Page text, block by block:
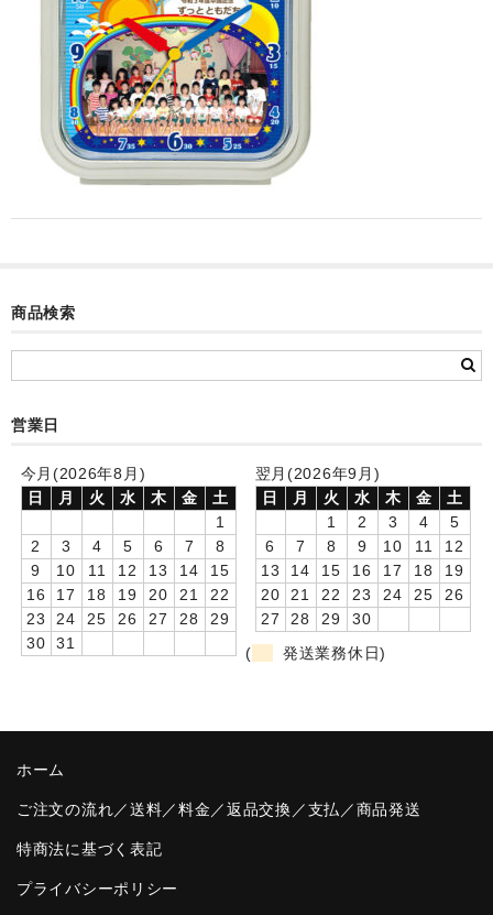
メロディ時計(集合)
音声時計(集合)
目覚まし時計(個別)
お絵かきギャラリープラス(絵＋個別)
メロディ時計(個別)
制服メモリー
園や先生への贈り物
卒業記念品
音声入りフォトフレームクロック(集合)
音声入りフォトフレームクロック(校歌)
ポケットウォッチ
目覚まし時計(集合)
商品検索
営業日
今月(2026年8月)
日
月 火 水 木 金
土
1
2
3 4 5 6 7
8
9
10 11 12 13 14
15
16
17 18 19 20 21
22
23
24 25 26 27 28
29
30
31
翌月(2026年9月)
日
月 火 水 木 金
土
1
2 3 4
5
6
7 8 9 10 11
12
13
14 15 16 17 18
19
20
21 22 23 24 25
26
27
28 29
30
(
発送業務休日)
ホーム
ご注文の流れ／送料／料金／返品交換／支払／商品発送
特商法に基づく表記
プライバシーポリシー